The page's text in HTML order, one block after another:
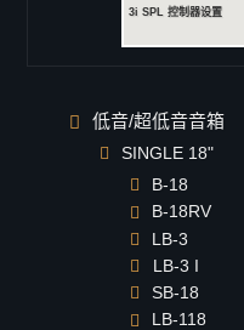
GS-8
GS-26
Coaxial GX 系
GX-15
GX-12
GX-10
GX-8
GX-6
3i SPL 控制器设置
低音/超低音音箱
SINGLE 18"
B-18
B-18RV
LB-3
LB-3 I
SB-18
LB-118